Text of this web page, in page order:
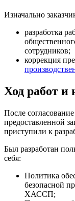
Изначально
разработка
сотрудников;
коррекция
Ход работ и
После
предоставленной
приступили к
Был разработан
себя:
Политика
безопасной
ХАССП;